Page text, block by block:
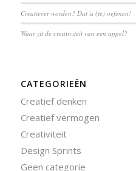
Creatiever worden? Dat is (te) oefenen!
Waar zit de creativiteit van een appel?
CATEGORIEËN
Creatief denken
Creatief vermogen
Creativiteit
Design Sprints
Geen categorie